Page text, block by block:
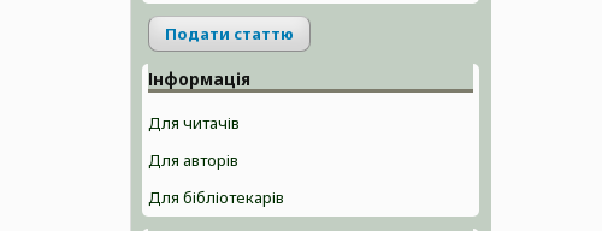
Подати статтю
Інформація
Для читачів
Для авторів
Для бібліотекарів